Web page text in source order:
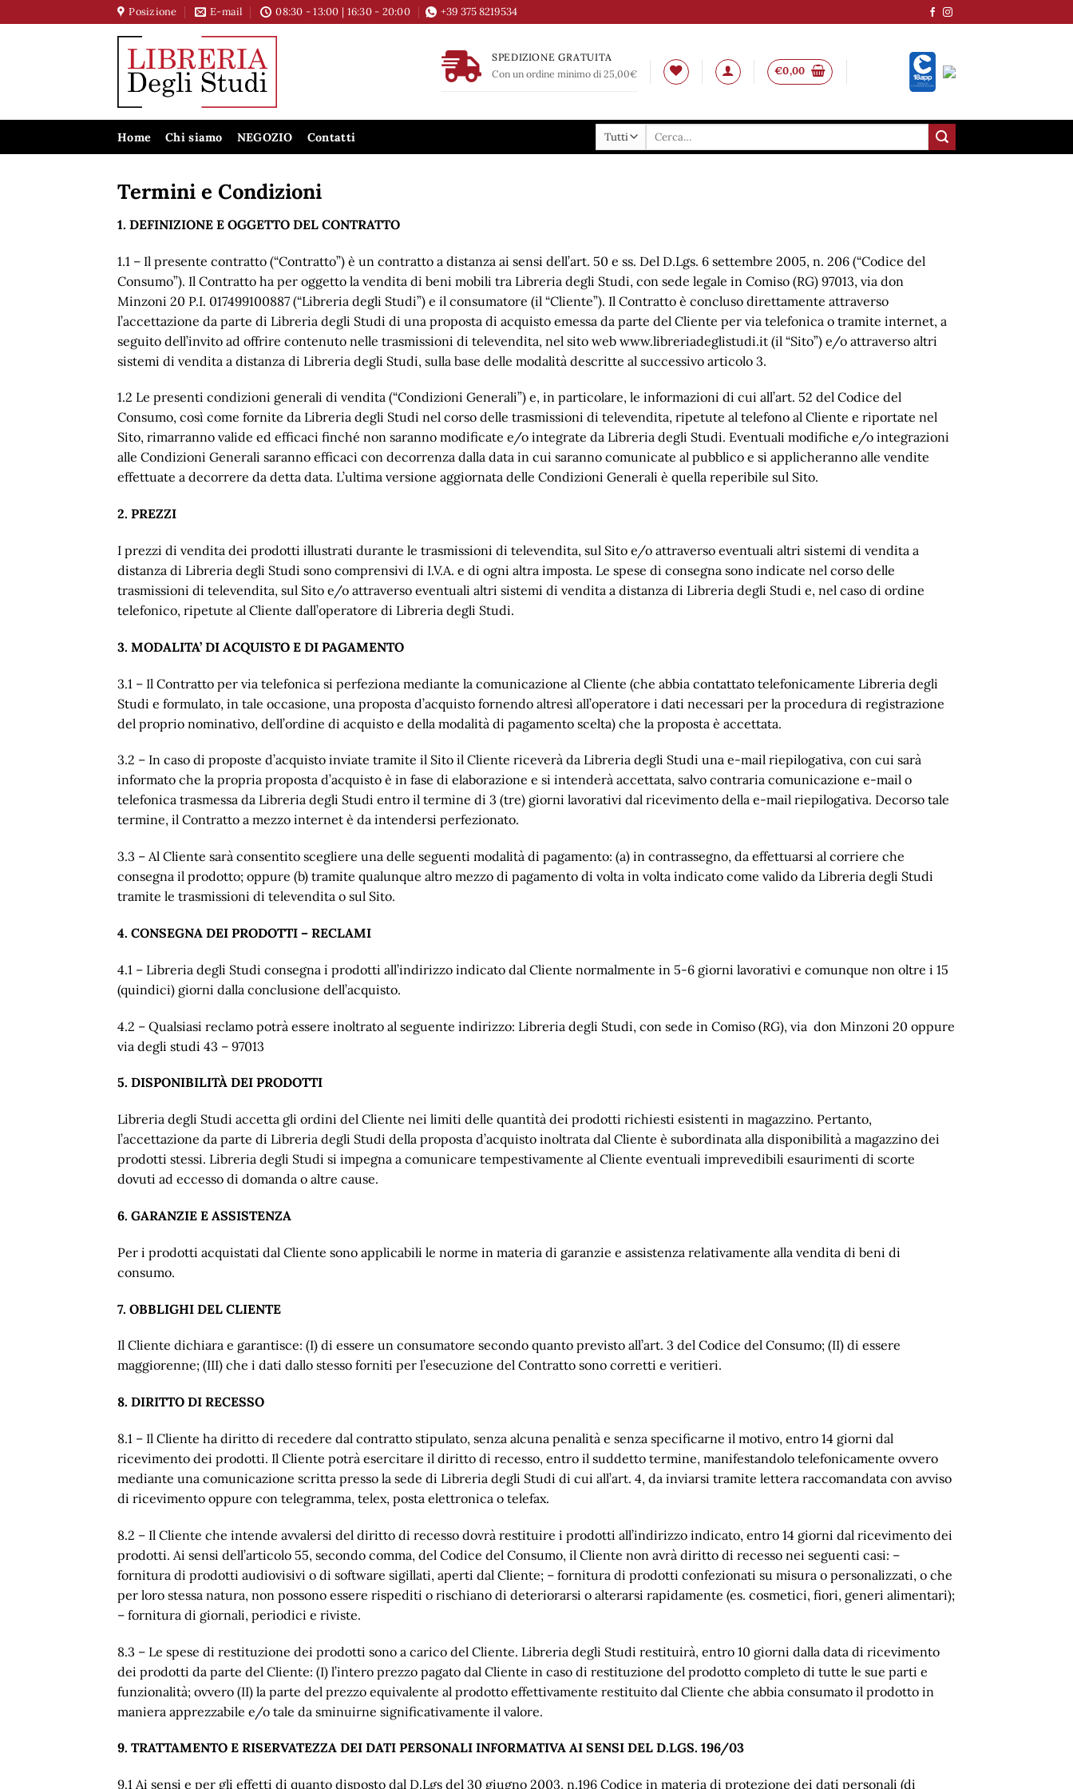
ai
Posizione E-mail 08:30 - 13:00 | 16:30 - 20:00 +39 375 8219534
SPEDIZIONE GRATUITA
Con un ordine minimo di 25,00€
€0,00
Home Chi siamo NEGOZIO Contatti Cerca:
Termini e Condizioni
1. DEFINIZIONE E OGGETTO DEL CONTRATTO
1.1 – Il presente contratto (“Contratto”) è un contratto a distanza ai sensi dell’art. 50 e ss. Del D.Lgs. 6 settembre 2005, n. 206 (“Codice del
Consumo”). Il Contratto ha per oggetto la vendita di beni mobili tra Libreria degli Studi, con sede legale in Comiso (RG) 97013, via don
Minzoni 20 P.I. 017499100887 (“Libreria degli Studi”) e il consumatore (il “Cliente”). Il Contratto è concluso direttamente attraverso
l’accettazione da parte di Libreria degli Studi di una proposta di acquisto emessa da parte del Cliente per via telefonica o tramite internet, a
seguito dell’invito ad offrire contenuto nelle trasmissioni di televendita, nel sito web www.libreriadeglistudi.it (il “Sito”) e/o attraverso altri
sistemi di vendita a distanza di Libreria degli Studi, sulla base delle modalità descritte al successivo articolo 3.
1.2 Le presenti condizioni generali di vendita (“Condizioni Generali”) e, in particolare, le informazioni di cui all’art. 52 del Codice del
Consumo, così come fornite da Libreria degli Studi nel corso delle trasmissioni di televendita, ripetute al telefono al Cliente e riportate nel
Sito, rimarranno valide ed efficaci finché non saranno modificate e/o integrate da Libreria degli Studi. Eventuali modifiche e/o integrazioni
alle Condizioni Generali saranno efficaci con decorrenza dalla data in cui saranno comunicate al pubblico e si applicheranno alle vendite
effettuate a decorrere da detta data. L’ultima versione aggiornata delle Condizioni Generali è quella reperibile sul Sito.
2. PREZZI
I prezzi di vendita dei prodotti illustrati durante le trasmissioni di televendita, sul Sito e/o attraverso eventuali altri sistemi di vendita a
distanza di Libreria degli Studi sono comprensivi di I.V.A. e di ogni altra imposta. Le spese di consegna sono indicate nel corso delle
trasmissioni di televendita, sul Sito e/o attraverso eventuali altri sistemi di vendita a distanza di Libreria degli Studi e, nel caso di ordine
telefonico, ripetute al Cliente dall’operatore di Libreria degli Studi.
3. MODALITA’ DI ACQUISTO E DI PAGAMENTO
3.1 – Il Contratto per via telefonica si perfeziona mediante la comunicazione al Cliente (che abbia contattato telefonicamente Libreria degli
Studi e formulato, in tale occasione, una proposta d’acquisto fornendo altresì all’operatore i dati necessari per la procedura di registrazione
del proprio nominativo, dell’ordine di acquisto e della modalità di pagamento scelta) che la proposta è accettata.
3.2 – In caso di proposte d’acquisto inviate tramite il Sito il Cliente riceverà da Libreria degli Studi una e-mail riepilogativa, con cui sarà
informato che la propria proposta d’acquisto è in fase di elaborazione e si intenderà accettata, salvo contraria comunicazione e-mail o
telefonica trasmessa da Libreria degli Studi entro il termine di 3 (tre) giorni lavorativi dal ricevimento della e-mail riepilogativa. Decorso tale
termine, il Contratto a mezzo internet è da intendersi perfezionato.
3.3 – Al Cliente sarà consentito scegliere una delle seguenti modalità di pagamento: (a) in contrassegno, da effettuarsi al corriere che
consegna il prodotto; oppure (b) tramite qualunque altro mezzo di pagamento di volta in volta indicato come valido da Libreria degli Studi
tramite le trasmissioni di televendita o sul Sito.
4. CONSEGNA DEI PRODOTTI – RECLAMI
4.1 – Libreria degli Studi consegna i prodotti all’indirizzo indicato dal Cliente normalmente in 5-6 giorni lavorativi e comunque non oltre i 15
(quindici) giorni dalla conclusione dell’acquisto.
4.2 – Qualsiasi reclamo potrà essere inoltrato al seguente indirizzo: Libreria degli Studi, con sede in Comiso (RG), via don Minzoni 20 oppure
via degli studi 43 – 97013
5. DISPONIBILITÀ DEI PRODOTTI
Libreria degli Studi accetta gli ordini del Cliente nei limiti delle quantità dei prodotti richiesti esistenti in magazzino. Pertanto,
l’accettazione da parte di Libreria degli Studi della proposta d’acquisto inoltrata dal Cliente è subordinata alla disponibilità a magazzino dei
prodotti stessi. Libreria degli Studi si impegna a comunicare tempestivamente al Cliente eventuali imprevedibili esaurimenti di scorte
dovuti ad eccesso di domanda o altre cause.
6. GARANZIE E ASSISTENZA
Per i prodotti acquistati dal Cliente sono applicabili le norme in materia di garanzie e assistenza relativamente alla vendita di beni di
consumo.
7. OBBLIGHI DEL CLIENTE
Il Cliente dichiara e garantisce: (I) di essere un consumatore secondo quanto previsto all’art. 3 del Codice del Consumo; (II) di essere
maggiorenne; (III) che i dati dallo stesso forniti per l’esecuzione del Contratto sono corretti e veritieri.
8. DIRITTO DI RECESSO
8.1 – Il Cliente ha diritto di recedere dal contratto stipulato, senza alcuna penalità e senza specificarne il motivo, entro 14 giorni dal
ricevimento dei prodotti. Il Cliente potrà esercitare il diritto di recesso, entro il suddetto termine, manifestandolo telefonicamente ovvero
mediante una comunicazione scritta presso la sede di Libreria degli Studi di cui all’art. 4, da inviarsi tramite lettera raccomandata con avviso
di ricevimento oppure con telegramma, telex, posta elettronica o telefax.
8.2 – Il Cliente che intende avvalersi del diritto di recesso dovrà restituire i prodotti all’indirizzo indicato, entro 14 giorni dal ricevimento dei
prodotti. Ai sensi dell’articolo 55, secondo comma, del Codice del Consumo, il Cliente non avrà diritto di recesso nei seguenti casi: –
fornitura di prodotti audiovisivi o di software sigillati, aperti dal Cliente; – fornitura di prodotti confezionati su misura o personalizzati, o che
per loro stessa natura, non possono essere rispediti o rischiano di deteriorarsi o alterarsi rapidamente (es. cosmetici, fiori, generi alimentari);
– fornitura di giornali, periodici e riviste.
8.3 – Le spese di restituzione dei prodotti sono a carico del Cliente. Libreria degli Studi restituirà, entro 10 giorni dalla data di ricevimento
dei prodotti da parte del Cliente: (I) l’intero prezzo pagato dal Cliente in caso di restituzione del prodotto completo di tutte le sue parti e
funzionalità; ovvero (II) la parte del prezzo equivalente al prodotto effettivamente restituito dal Cliente che abbia consumato il prodotto in
maniera apprezzabile e/o tale da sminuirne significativamente il valore.
9. TRATTAMENTO E RISERVATEZZA DEI DATI PERSONALI INFORMATIVA AI SENSI DEL D.LGS. 196/03
9.1 Ai sensi e per gli effetti di quanto disposto dal D.Lgs del 30 giugno 2003, n.196 Codice in materia di protezione dei dati personali (di